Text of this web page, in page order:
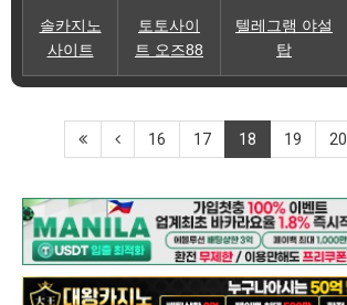
솔카지노
사이트
토토사이
트 오즈88
텔레그램 야설
탑
16 17 18 19 20